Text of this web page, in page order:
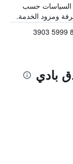
السياسات حسب
ومزود الخدمة.
بادي